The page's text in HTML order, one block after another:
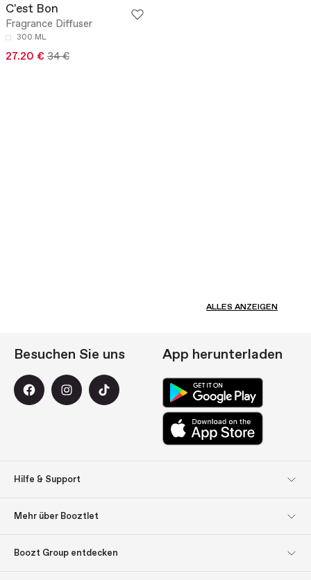
C'est Bon
Fragrance Diffuser
300 ML
27.20 € 34 €
ALLES ANZEIGEN
Hilfe & Support
Mehr über Booztlet
Newsletter
Boozt Group entdecken
Besuchen Sie uns App herunterladen